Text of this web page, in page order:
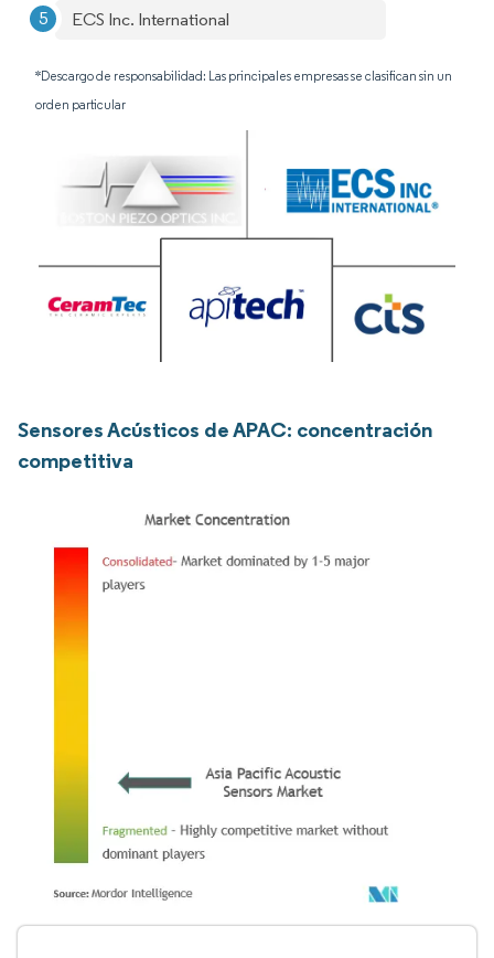
ECS Inc. International
*Descargo de responsabilidad: Las principales empresas se clasifican sin un
orden particular
Sensores Acústicos de APAC: concentración
competitiva